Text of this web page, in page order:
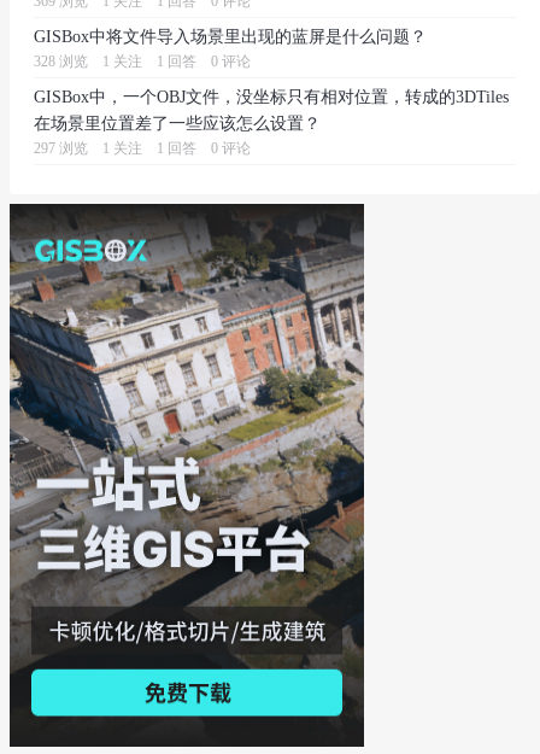
GISBox中将文件导入场景里出现的蓝屏是什么问题？
328 浏览 1 关注 1 回答 0 评论
GISBox中，一个OBJ文件，没坐标只有相对位置，转成的3DTiles
在场景里位置差了一些应该怎么设置？
297 浏览 1 关注 1 回答 0 评论